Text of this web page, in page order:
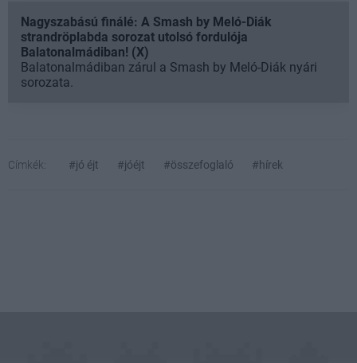
Nagyszabású finálé: A Smash by Meló-Diák
strandröplabda sorozat utolsó fordulója
Balatonalmádiban! (X)
Balatonalmádiban zárul a Smash by Meló-Diák nyári
sorozata.
Címkék: #jó éjt #jóéjt #összefoglaló #hírek